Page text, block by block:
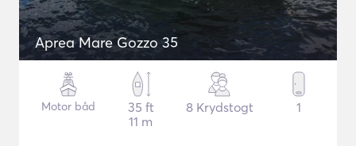
Aprea Mare Gozzo 35
Motor båd
35 ft
11 m
8 Krydstogt 1